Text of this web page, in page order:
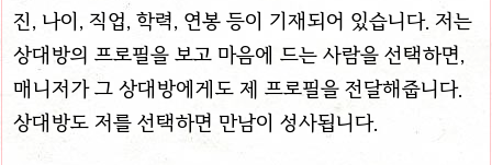
진, 나이, 직업, 학력, 연봉 등이 기재되어 있습니다. 저는
상대방의 프로필을 보고 마음에 드는 사람을 선택하면,
매니저가 그 상대방에게도 제 프로필을 전달해줍니다.
상대방도 저를 선택하면 만남이 성사됩니다.